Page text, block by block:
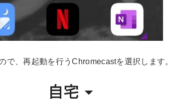
で、再起動を行うChromecastを選択します。